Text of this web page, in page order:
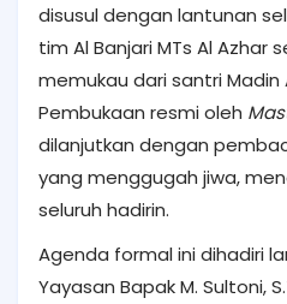
disusul dengan lantunan
tim Al Banjari MTs Al Azhar
memukau dari santri Madin
Pembukaan resmi oleh
dilanjutkan dengan
yang menggugah jiwa,
seluruh hadirin.
Agenda formal ini dihadiri
Yayasan Bapak M. Sultoni,